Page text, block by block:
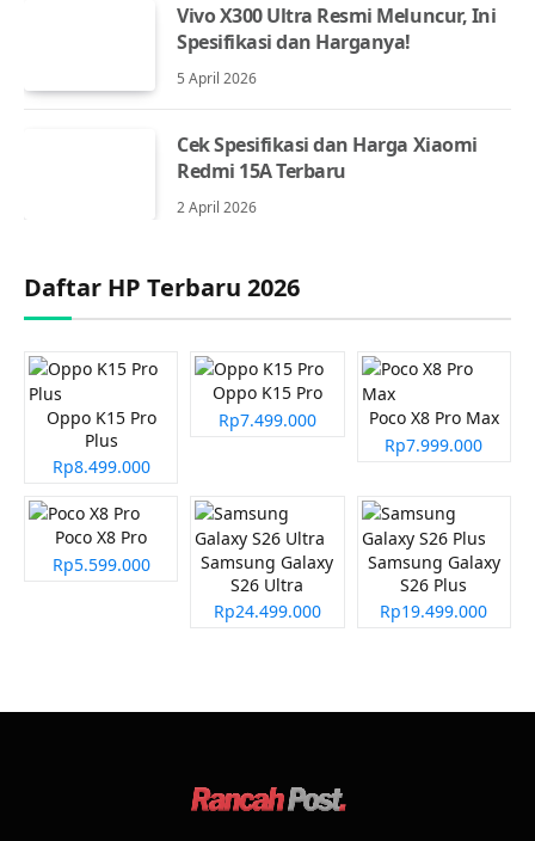
Vivo X300 Ultra Resmi Meluncur, Ini
Spesifikasi dan Harganya!
5 April 2026
Cek Spesifikasi dan Harga Xiaomi
Redmi 15A Terbaru
2 April 2026
Daftar HP Terbaru 2026
Oppo K15 Pro
Plus
Rp8.499.000
Oppo K15 Pro
Rp7.499.000
Poco X8 Pro Max
Rp7.999.000
Poco X8 Pro
Rp5.599.000
Samsung Galaxy
S26 Ultra
Rp24.499.000
Samsung Galaxy
S26 Plus
Rp19.499.000